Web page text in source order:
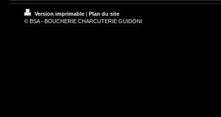
Version imprimable | Plan du site
© BSA - BOUCHERIE CHARCUTERIE GUIDONI